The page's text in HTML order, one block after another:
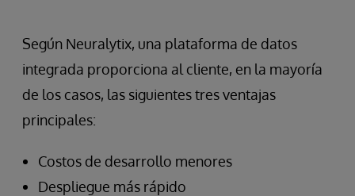
Según Neuralytix, una plataforma de datos
integrada proporciona al cliente, en la mayoría
de los casos, las siguientes tres ventajas
principales:
Costos de desarrollo menores
Despliegue más rápido